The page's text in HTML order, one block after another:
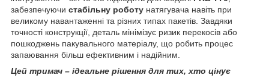
забезпечуючи стабільну роботу натягувача навіть при
великому навантаженні та різних типах пакетів. Завдяки
точності конструкції, деталь мінімізує ризик перекосів або
пошкоджень пакувального матеріалу, що робить процес
запаювання більш ефективним і надійним.
Цей тримач – ідеальне рішення для тих, хто цінує